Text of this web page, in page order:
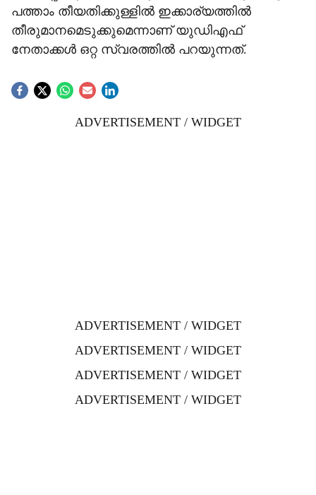
പത്താം തീയതിക്കുള്ളിൽ ഇക്കാര്യത്തിൽ
തീരുമാനമെടുക്കുമെന്നാണ് യുഡിഎഫ്
നേതാക്കൾ ഒറ്റ സ്വരത്തിൽ പറയുന്നത്.
ADVERTISEMENT / WIDGET
ADVERTISEMENT / WIDGET
ADVERTISEMENT / WIDGET
ADVERTISEMENT / WIDGET
ADVERTISEMENT / WIDGET